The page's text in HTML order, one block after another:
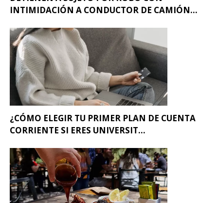
INTIMIDACIÓN A CONDUCTOR DE CAMIÓN...
¿CÓMO ELEGIR TU PRIMER PLAN DE CUENTA
CORRIENTE SI ERES UNIVERSIT...